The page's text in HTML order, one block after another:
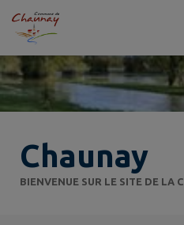
Contenu
Chaunay
BIENVENUE SUR LE SITE DE LA